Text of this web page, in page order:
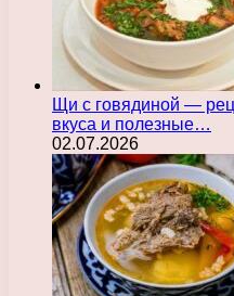
Щи с говядиной —
вкуса и полезные…
02.07.2026